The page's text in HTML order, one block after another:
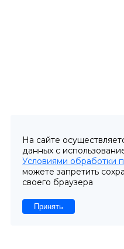
На сайте
данных с
Условиями обработки
можете запретить
своего браузера
Принять